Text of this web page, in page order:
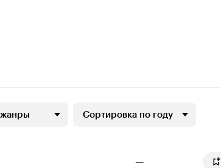
Сортировка по году
—